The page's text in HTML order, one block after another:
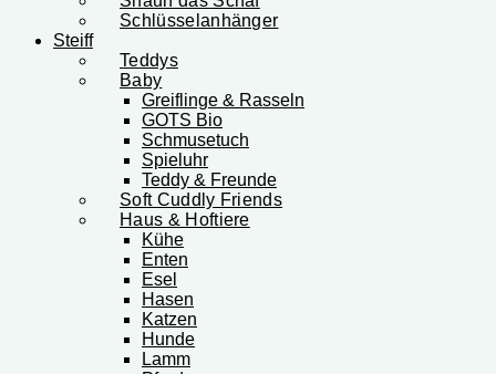
Schlüsselanhänger
Steiff
Teddys
Baby
Greiflinge & Rasseln
GOTS Bio
Schmusetuch
Spieluhr
Teddy & Freunde
Soft Cuddly Friends
Haus & Hoftiere
Kühe
Enten
Esel
Hasen
Katzen
Hunde
Lamm